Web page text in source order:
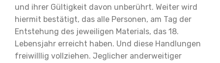
und ihrer Gültigkeit davon unberührt. Weiter wird
hiermit bestätigt, das alle Personen, am Tag der
Entstehung des jeweiligen Materials, das 18.
Lebensjahr erreicht haben. Und diese Handlungen
freiwilllig vollziehen. Jeglicher anderweitiger